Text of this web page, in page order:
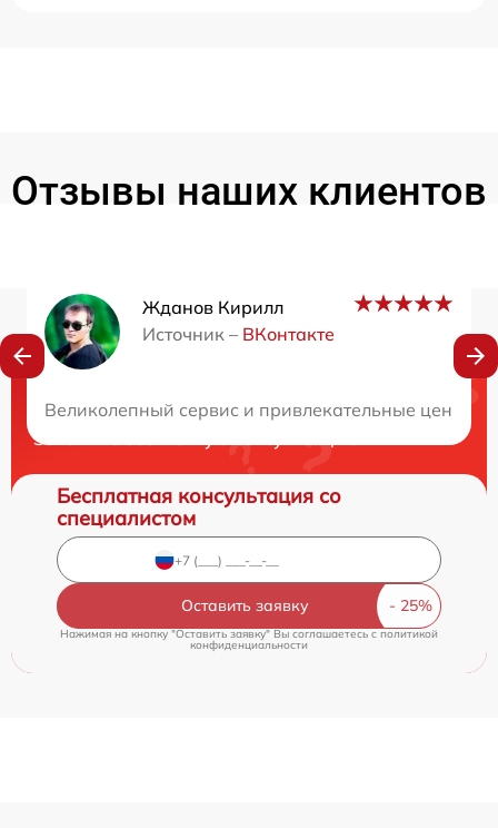
Отзывы наших клиентов
Жданов Кирилл
Источник – ВКонтакте
Великолепный сервис и привлекательные цены
Нужна консультация?
Закажите бесплатную консультацию
Бесплатная консультация со
специалистом
Оставить заявку
Нажимая на кнопку "Оставить заявку" Вы соглашаетесь c политикой
конфиденциальности